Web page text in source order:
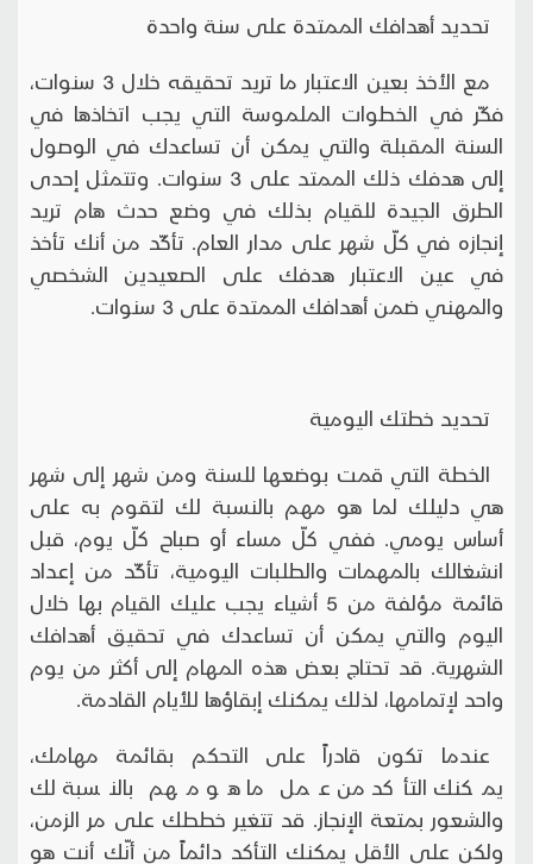
تحديد أهدافك الممتدة على سنة واحدة
مع الأخذ بعين الاعتبار ما تريد تحقيقه خلال 3 سنوات،
فكّر في الخطوات الملموسة التي يجب اتخاذها في
السنة المقبلة والتي يمكن أن تساعدك في الوصول
إلى هدفك ذلك الممتد على 3 سنوات. وتتمثل إحدى
الطرق الجيدة للقيام بذلك في وضع حدث هام تريد
إنجازه في كلّ شهر على مدار العام. تأكّد من أنك تأخذ
في عين الاعتبار هدفك على الصعيدين الشخصي
والمهني ضمن أهدافك الممتدة على 3 سنوات.
تحديد خطتك اليومية
الخطة التي قمت بوضعها للسنة ومن شهر إلى شهر
هي دليلك لما هو مهم بالنسبة لك لتقوم به على
أساس يومي. ففي كلّ مساء أو صباح كلّ يوم، قبل
انشغالك بالمهمات والطلبات اليومية، تأكّد من إعداد
قائمة مؤلفة من 5 أشياء يجب عليك القيام بها خلال
اليوم والتي يمكن أن تساعدك في تحقيق أهدافك
الشهرية. قد تحتاج بعض هذه المهام إلى أكثر من يوم
واحد لإتمامها، لذلك يمكنك إبقاؤها للأيام القادمة.
عندما تكون قادراً على التحكم بقائمة مهامك،
يمكنك التأكد من عمل ما هو مهم بالنسبة لك
والشعور بمتعة الإنجاز. قد تتغير خططك على مر الزمن،
ولكن على الأقل يمكنك التأكد دائماً من أنّك أنت هو